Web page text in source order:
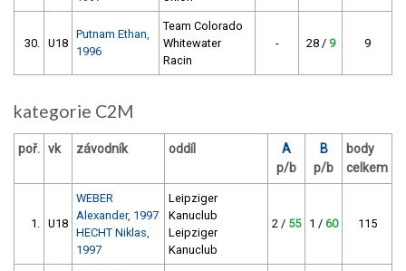
30. U18
Putnam Ethan,
1996
Team Colorado
Whitewater
Racin
- 28 / 9 9
kategorie C2M
poř. vk závodník oddíl
A
p/b
B
p/b
body
celkem
1. U18
WEBER
Alexander, 1997
HECHT Niklas,
1997
Leipziger
Kanuclub
Leipziger
Kanuclub
2 / 55 1 / 60 115